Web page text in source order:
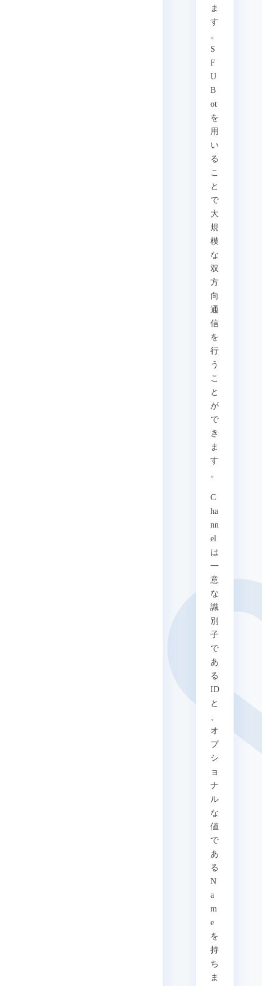
ま
す
。
S
F
U
B
ot
を
用
い
る
こ
と
で
大
規
模
な
双
方
向
通
信
を
行
う
こ
と
が
で
き
ま
す
。
C
ha
nn
el
は
一
意
な
識
別
子
で
あ
る
ID
と
、
オ
プ
シ
ョ
ナ
ル
な
値
で
あ
る
N
a
m
e
を
持
ち
ま